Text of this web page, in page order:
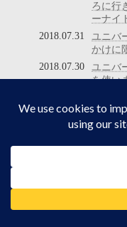
ろに行
ーナイ
ユニバ
かけに
2018.07.31
ユニバ
を使い
2018.07.30
じゃな
ユニバ
2018.02.12
ユニ
ラーナ
ユニ
ーク